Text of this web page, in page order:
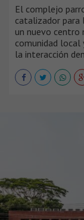
El complejo
catalizador para
un nuevo centro
comunidad local
la interacción